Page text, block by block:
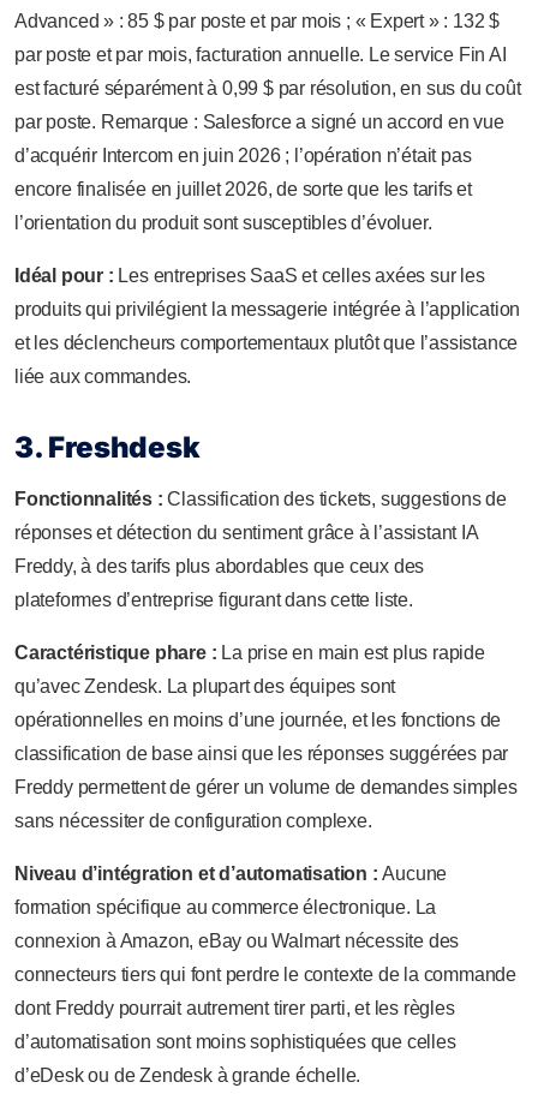
Advanced » : 85 $ par poste et par mois ; « Expert » : 132 $
par poste et par mois, facturation annuelle. Le service Fin AI
est facturé séparément à 0,99 $ par résolution, en sus du coût
par poste. Remarque : Salesforce a signé un accord en vue
d’acquérir Intercom en juin 2026 ; l’opération n’était pas
encore finalisée en juillet 2026, de sorte que les tarifs et
l’orientation du produit sont susceptibles d’évoluer.
Idéal pour : Les entreprises SaaS et celles axées sur les
produits qui privilégient la messagerie intégrée à l’application
et les déclencheurs comportementaux plutôt que l’assistance
liée aux commandes.
3. Freshdesk
Fonctionnalités :Classification des tickets, suggestions de
réponses et détection du sentiment grâce à l’assistant IA
Freddy, à des tarifs plus abordables que ceux des
plateformes d’entreprise figurant dans cette liste.
Caractéristique phare : La prise en main est plus rapide
qu’avec Zendesk. La plupart des équipes sont
opérationnelles en moins d’une journée, et les fonctions de
classification de base ainsi que les réponses suggérées par
Freddy permettent de gérer un volume de demandes simples
sans nécessiter de configuration complexe.
Niveau d’intégration et d’automatisation :Aucune
formation spécifique au commerce électronique. La
connexion à Amazon, eBay ou Walmart nécessite des
connecteurs tiers qui font perdre le contexte de la commande
dont Freddy pourrait autrement tirer parti, et les règles
d’automatisation sont moins sophistiquées que celles
d’eDesk ou de Zendesk à grande échelle.